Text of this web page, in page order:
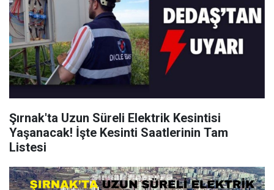
Şırnak'ta Uzun Süreli Elektrik Kesintisi
Yaşanacak! İşte Kesinti Saatlerinin Tam
Listesi